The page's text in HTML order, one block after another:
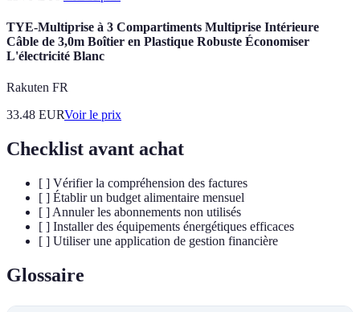
TYE-Multiprise à 3 Compartiments Multiprise Intérieure
Câble de 3,0m Boîtier en Plastique Robuste Économiser
L'électricité Blanc
Rakuten FR
33.48 EURVoir le prix
Checklist avant achat
[ ] Vérifier la compréhension des factures
[ ] Établir un budget alimentaire mensuel
[ ] Annuler les abonnements non utilisés
[ ] Installer des équipements énergétiques efficaces
[ ] Utiliser une application de gestion financière
Glossaire